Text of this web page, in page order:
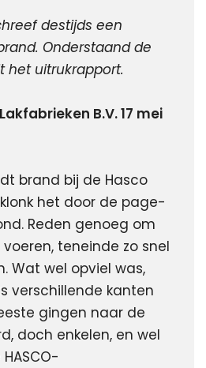
destijds een
Onderstaand de
het uitrukrapport.
B.V. 17 mei
brand bij de Hasco
het door de page-
Reden genoeg om
teneinde zo snel
Wat wel opviel was,
verschillende kanten
gingen naar de
doch enkelen, en wel